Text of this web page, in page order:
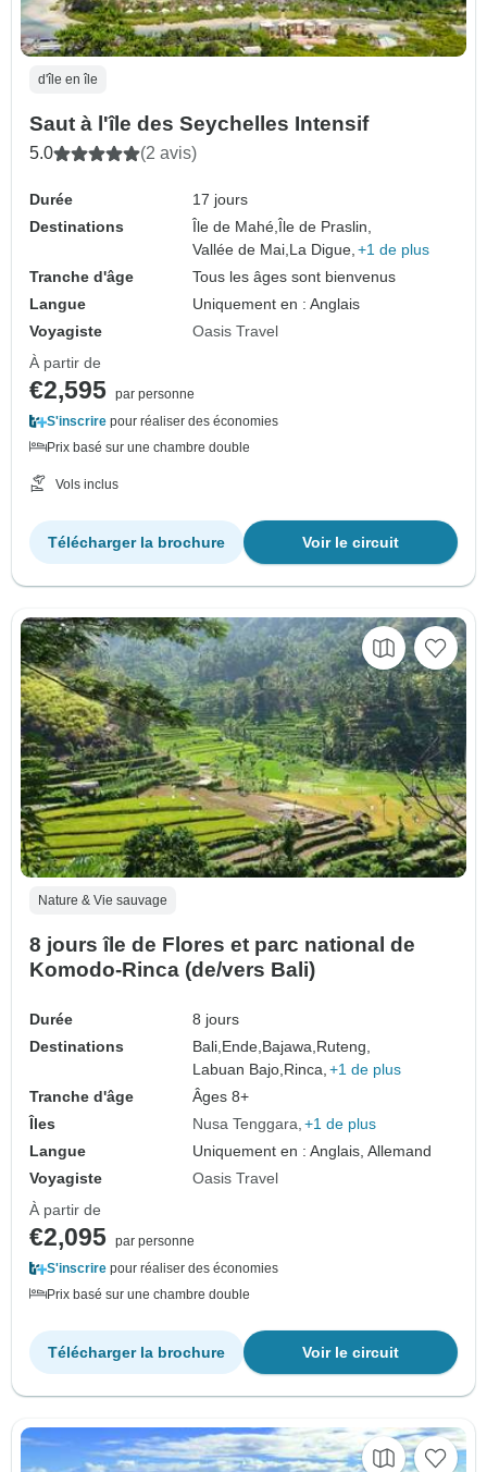
d'île en île
Saut à l'île des Seychelles Intensif
5.0 (2 avis)
Durée
17 jours
Destinations
Île de Mahé, Île de Praslin,
Vallée de Mai, La Digue, +1 de plus
Tranche d'âge
Tous les âges sont bienvenus
Langue
Uniquement en : Anglais
Voyagiste
Oasis Travel
À partir de
€2,595 par personne
S'inscrire pour réaliser des économies
Prix basé sur une chambre double
Vols inclus
Voir le circuit
Télécharger la brochure
Nature & Vie sauvage
8 jours île de Flores et parc national de
Komodo-Rinca (de/vers Bali)
Durée
8 jours
Destinations
Bali, Ende, Bajawa, Ruteng,
Labuan Bajo, Rinca, +1 de plus
Tranche d'âge
Âges 8+
Îles
Nusa Tenggara +1 de plus
Langue
Uniquement en : Anglais, Allemand
Voyagiste
Oasis Travel
À partir de
€2,095 par personne
S'inscrire pour réaliser des économies
Prix basé sur une chambre double
Voir le circuit
Télécharger la brochure